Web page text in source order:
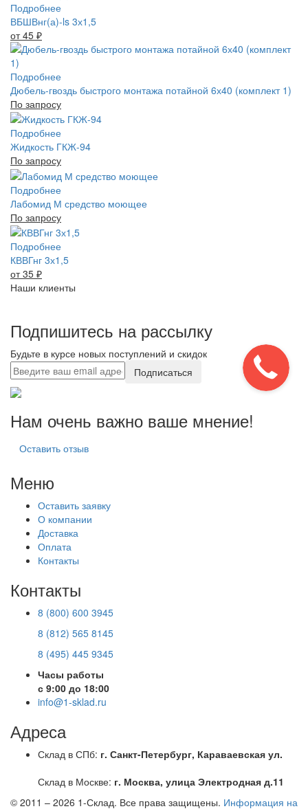
Подробнее
ВБШВнг(а)-ls 3х1,5
от 45 ₽
Подробнее
Дюбель-гвоздь быстрого монтажа потайной 6х40 (комплект 1)
По запросу
Подробнее
Жидкость ГКЖ-94
По запросу
Подробнее
Лабомид М средство моющее
По запросу
Подробнее
КВВГнг 3х1,5
от 35 ₽
Наши клиенты
Подпишитесь на рассылку
Будьте в курсе новых поступлений и скидок
Подписаться
Нам очень важно ваше мнение!
Оставить отзыв
Меню
Оставить заявку
О компании
Доставка
Оплата
Контакты
Контакты
8 (800) 600 3945
8 (812) 565 8145
8 (495) 445 9345
Часы работы
с 9:00 до 18:00
info@1-sklad.ru
Адреса
Склад в СПб: г. Санкт-Петербург, Караваевская ул.
Склад в Москве: г. Москва, улица Электродная д.11
© 2011 – 2026 1-Склад. Все права защищены. Информация на